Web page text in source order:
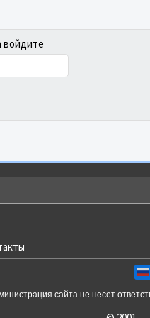
войдите
сайта не несет